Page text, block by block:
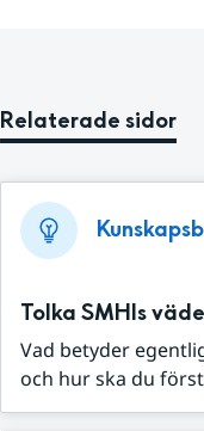
Relaterade sidor
Tolka SMHIs
Vad betyder
och hur ska du